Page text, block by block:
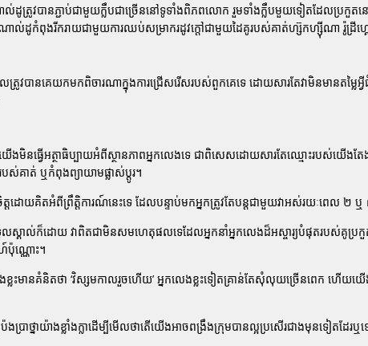
ត្រូវបានភ្ជាប់ជាមួយក្លឹបជាច្រើននៅទូទាំងពិភពលោក រួមទាំងក្លឹបមួយទៀតដែលប្រកួត
ាល់ដូកំពុងរីករាយជាមួយការឈប់សម្រាករដូវក្តៅជាមួយដៃគូរបស់គាត់ហ្ស៊កហ្ស៊ីណា រ៉ូដ្រី
បានគេយកមកពិចារណាក្នុងការជ្រើសរើសរបស់ពួកគេទេ ដោយសារតែវាមិនមានតម្លៃអ្
ងមិនធ្វើអត្ថាធិប្បាយអំពីស្ថានភាពអ្នកលេងទេ ជាពិសេសដោយសារតែឈ្មោះរបស់យើងត
ស់គាត់ ឬកំពុងព្យាយាមផ្លាស់ប្តូរ។
ត្តដោយគិតអំពីព្រឹត្តិការណ៍នេះទេ ដែលបន្ទាប់មកអ្នកត្រូវតែបន្តជាមួយវាអស់រយៈពេល ២ ឬ
លស្គាល់ក៏ដោយ វាពិតជាមិនសមហេតុផលទេដែលអ្នកនាំអ្នកលេងដ៏អស្ចារ្យបំផុតរបស់គូប្
ប៉ុណ្ណោះ។
ខ្លះមានគំនិតថា ‘វិស្សមកាលរួចហើយ’ អ្នកលេងខ្លះទៀតគ្រាន់តែសុំលុយច្រើនពេក ហើយ
រាថ្នាយ៉ាងខ្លាំងក្លាដើម្បីមើលថាតើយើងអាចពង្រឹងក្រុមបានល្អប្រសើរជាងមុនទៀតដែរឬទ